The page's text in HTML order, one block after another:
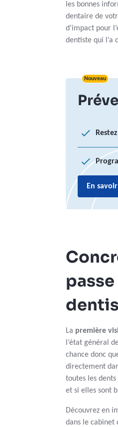
les bonnes
dentaire de
d’impact pour
dentiste qui l’a
Nouveau
En
La première
l’état général
chance donc
directement
toutes les
et si elles sont
Découvrez en
dans le cabinet